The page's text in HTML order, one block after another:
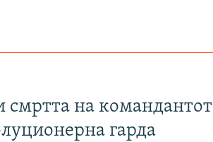
смртта на
гарда